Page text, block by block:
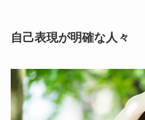
自己表現が明確な人々